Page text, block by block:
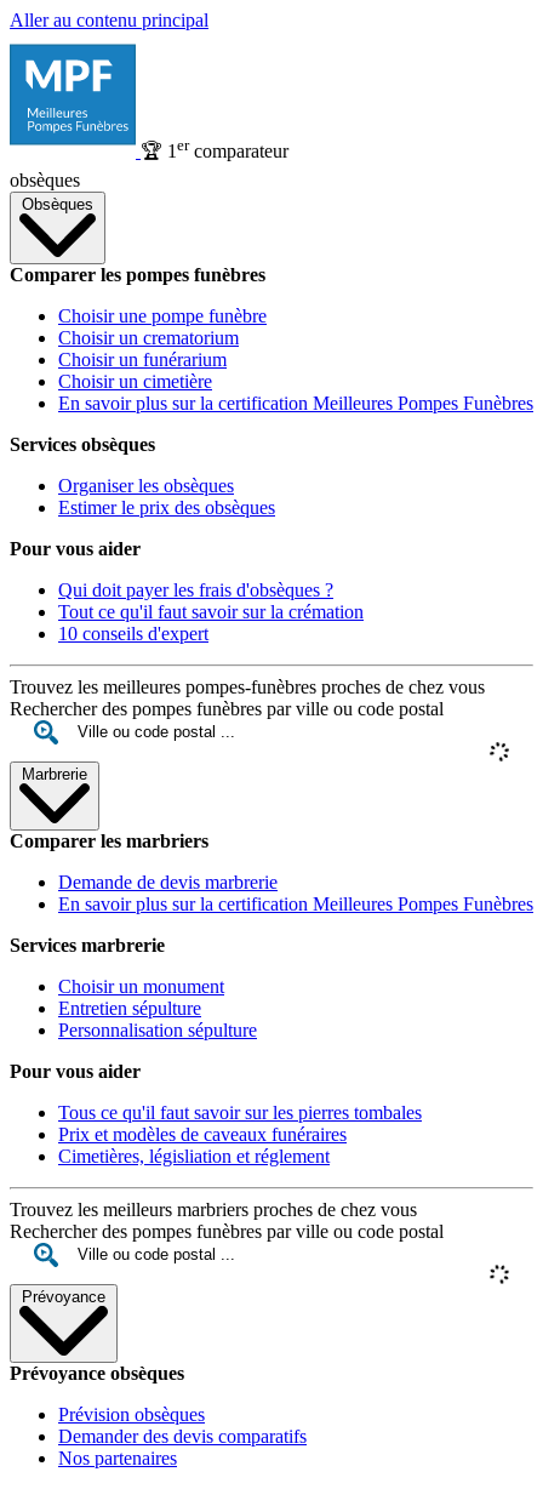
Aller au contenu principal
🏆 1 ercomparateur
obsèques
Obsèques
Comparer les pompes funèbres
Choisir une pompe funèbre
Choisir un crematorium
Choisir un funérarium
Choisir un cimetière
En savoir plus sur la certification Meilleures Pompes Funèbres
Services obsèques
Organiser les obsèques
Estimer le prix des obsèques
Pour vous aider
Qui doit payer les frais d'obsèques ?
Tout ce qu'il faut savoir sur la crémation
10 conseils d'expert
Trouvez les meilleures pompes-funèbres proches de chez vous
Rechercher des pompes funèbres par ville ou code postal
Marbrerie
Comparer les marbriers
Demande de devis marbrerie
En savoir plus sur la certification Meilleures Pompes Funèbres
Services marbrerie
Choisir un monument
Entretien sépulture
Personnalisation sépulture
Pour vous aider
Tous ce qu'il faut savoir sur les pierres tombales
Prix et modèles de caveaux funéraires
Cimetières, législiation et réglement
Trouvez les meilleurs marbriers proches de chez vous
Rechercher des pompes funèbres par ville ou code postal
Prévoyance
Prévoyance obsèques
Prévision obsèques
Demander des devis comparatifs
Nos partenaires